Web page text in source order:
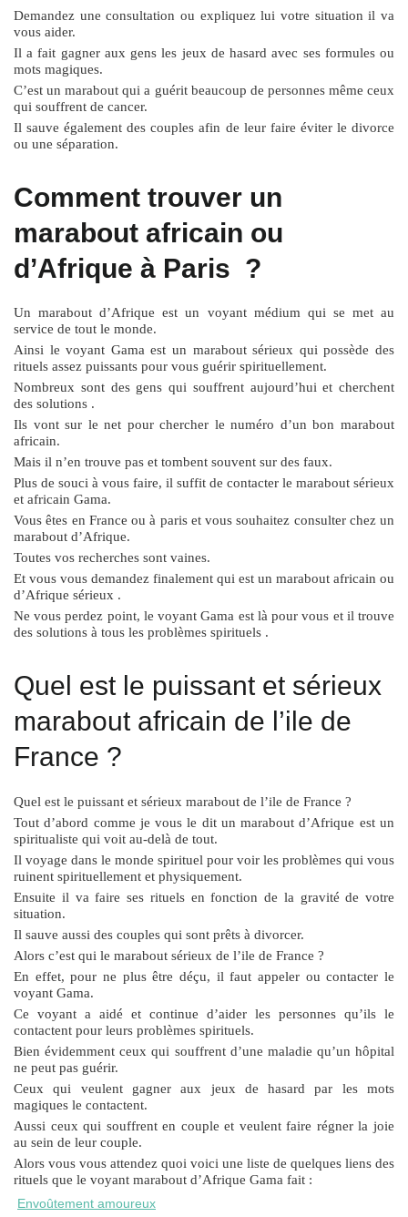
Demandez une consultation ou expliquez lui votre situation il va
vous aider.
Il a fait gagner aux gens les jeux de hasard avec ses formules ou
mots magiques.
C’est un marabout qui a guérit beaucoup de personnes même ceux
qui souffrent de cancer.
Il sauve également des couples afin de leur faire éviter le divorce
ou une séparation.
Comment trouver un
marabout africain ou
d’Afrique à Paris ?
Un marabout d’Afrique est un voyant médium qui se met au
service de tout le monde.
Ainsi le voyant Gama est un marabout sérieux qui possède des
rituels assez puissants pour vous guérir spirituellement.
Nombreux sont des gens qui souffrent aujourd’hui et cherchent
des solutions .
Ils vont sur le net pour chercher le numéro d’un bon marabout
africain.
Mais il n’en trouve pas et tombent souvent sur des faux.
Plus de souci à vous faire, il suffit de contacter le marabout sérieux
et africain Gama.
Vous êtes en France ou à paris et vous souhaitez consulter chez un
marabout d’Afrique.
Toutes vos recherches sont vaines.
Et vous vous demandez finalement qui est un marabout africain ou
d’Afrique sérieux .
Ne vous perdez point, le voyant Gama est là pour vous et il trouve
des solutions à tous les problèmes spirituels .
Quel est le puissant et sérieux
marabout africain de l’ile de
France ?
Quel est le puissant et sérieux marabout de l’ile de France ?
Tout d’abord comme je vous le dit un marabout d’Afrique est un
spiritualiste qui voit au-delà de tout.
Il voyage dans le monde spirituel pour voir les problèmes qui vous
ruinent spirituellement et physiquement.
Ensuite il va faire ses rituels en fonction de la gravité de votre
situation.
Il sauve aussi des couples qui sont prêts à divorcer.
Alors c’est qui le marabout sérieux de l’ile de France ?
En effet, pour ne plus être déçu, il faut appeler ou contacter le
voyant Gama.
Ce voyant a aidé et continue d’aider les personnes qu’ils le
contactent pour leurs problèmes spirituels.
Bien évidemment ceux qui souffrent d’une maladie qu’un hôpital
ne peut pas guérir.
Ceux qui veulent gagner aux jeux de hasard par les mots
magiques le contactent.
Aussi ceux qui souffrent en couple et veulent faire régner la joie
au sein de leur couple.
Alors vous vous attendez quoi voici une liste de quelques liens des
rituels que le voyant marabout d’Afrique Gama fait :
Envoûtement amoureux